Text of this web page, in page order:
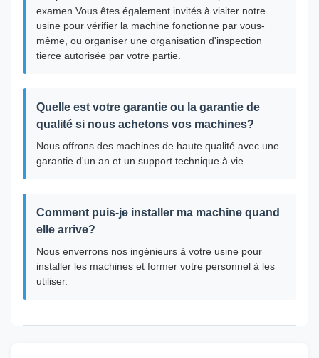
examen.Vous êtes également invités à visiter notre
usine pour vérifier la machine fonctionne par vous-
même, ou organiser une organisation d'inspection
tierce autorisée par votre partie.
Quelle est votre garantie ou la garantie de
qualité si nous achetons vos machines?
Nous offrons des machines de haute qualité avec une
garantie d'un an et un support technique à vie.
Comment puis-je installer ma machine quand
elle arrive?
Nous enverrons nos ingénieurs à votre usine pour
installer les machines et former votre personnel à les
utiliser.